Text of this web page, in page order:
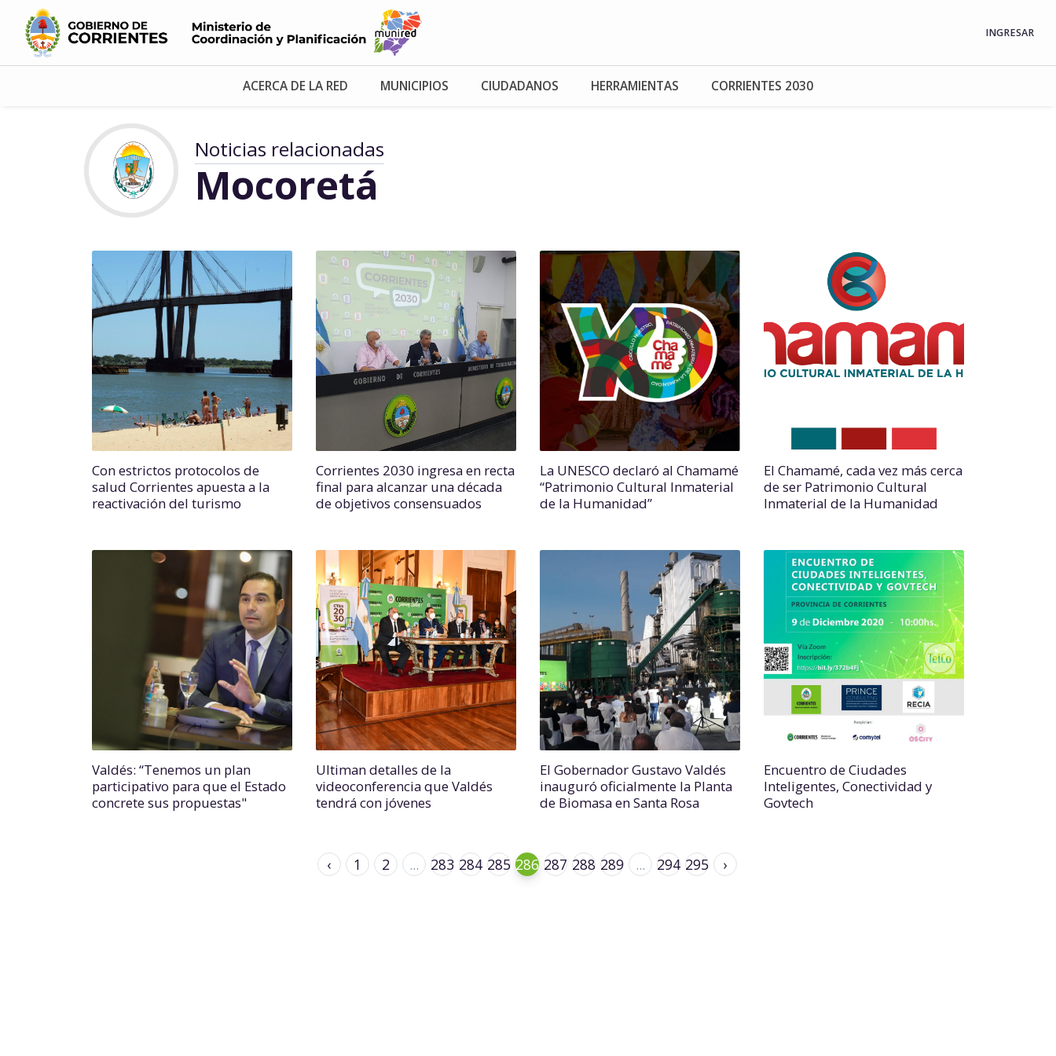
INGRESAR
ACERCA DE LA RED MUNICIPIOS CIUDADANOS HERRAMIENTAS CORRIENTES 2030
Noticias relacionadas
Mocoretá
Con estrictos protocolos de
salud Corrientes apuesta a la
reactivación del turismo
Corrientes 2030 ingresa en recta
final para alcanzar una década
de objetivos consensuados
La UNESCO declaró al Chamamé
“Patrimonio Cultural Inmaterial
de la Humanidad”
El Chamamé, cada vez más cerca
de ser Patrimonio Cultural
Inmaterial de la Humanidad
Valdés: “Tenemos un plan
participativo para que el Estado
concrete sus propuestas"
Ultiman detalles de la
videoconferencia que Valdés
tendrá con jóvenes
El Gobernador Gustavo Valdés
inauguró oficialmente la Planta
de Biomasa en Santa Rosa
Encuentro de Ciudades
Inteligentes, Conectividad y
Govtech
‹ 1 2 ... 283 284 285 286 287 288 289 ... 294 295 ›